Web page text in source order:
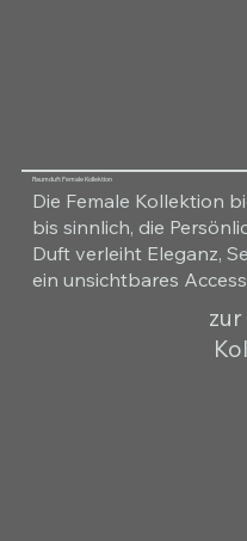
Raumduft Female Kollektion
Die Female Kollektion
bis sinnlich, die
Duft verleiht Eleganz,
ein unsichtbares